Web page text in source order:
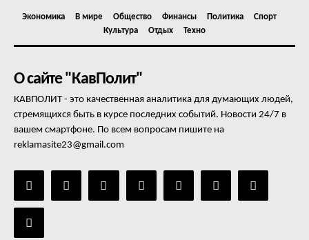
Экономика В мире Общество Финансы Политика
Спорт
Культура
Отдых Техно
О сайте "КавПолит"
КАВПОЛИТ - это качественная аналитика для думающих людей,
стремящихся быть в курсе последних событий. Новости 24/7 в
вашем смартфоне. По всем вопросам пишите на
reklamasite23@gmail.com